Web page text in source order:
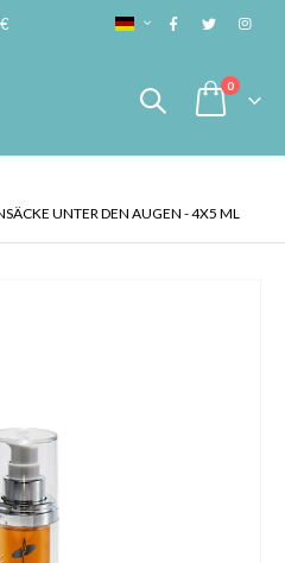
SPRACHE
Cart
0Artikel
UNTER DEN AUGEN - 4X5 ML